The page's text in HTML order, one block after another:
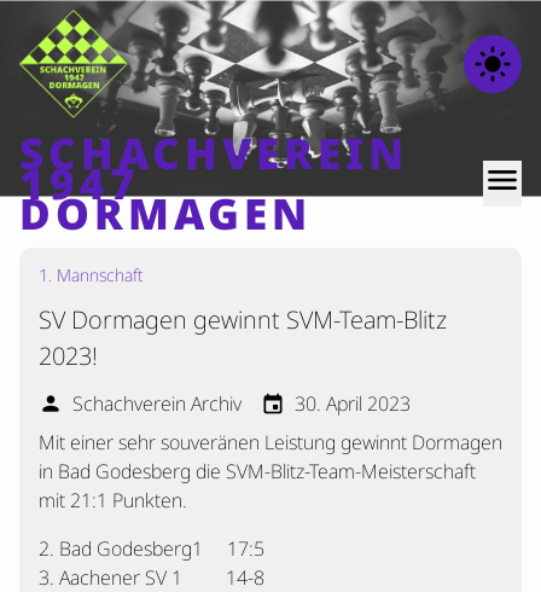
light_mode
SCHACHVEREIN
1947
DORMAGEN
menu
Home
Beiträge
Mannschaften
Ranglisten
Termine
Verschiedenes
Kontakt
1. Mannschaft
SV Dormagen gewinnt SVM-Team-Blitz
2023!
person Schachverein Archiv event 30. April 2023
Mit einer sehr souveränen Leistung gewinnt Dormagen
in Bad Godesberg die SVM-Blitz-Team-Meisterschaft
mit 21:1 Punkten.
2. Bad Godesberg1 17:5
3. Aachener SV 1 14-8